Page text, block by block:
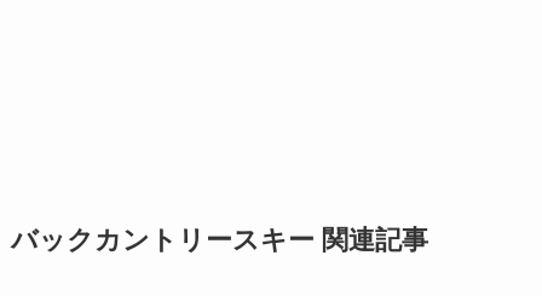
バックカントリースキー 関連記事